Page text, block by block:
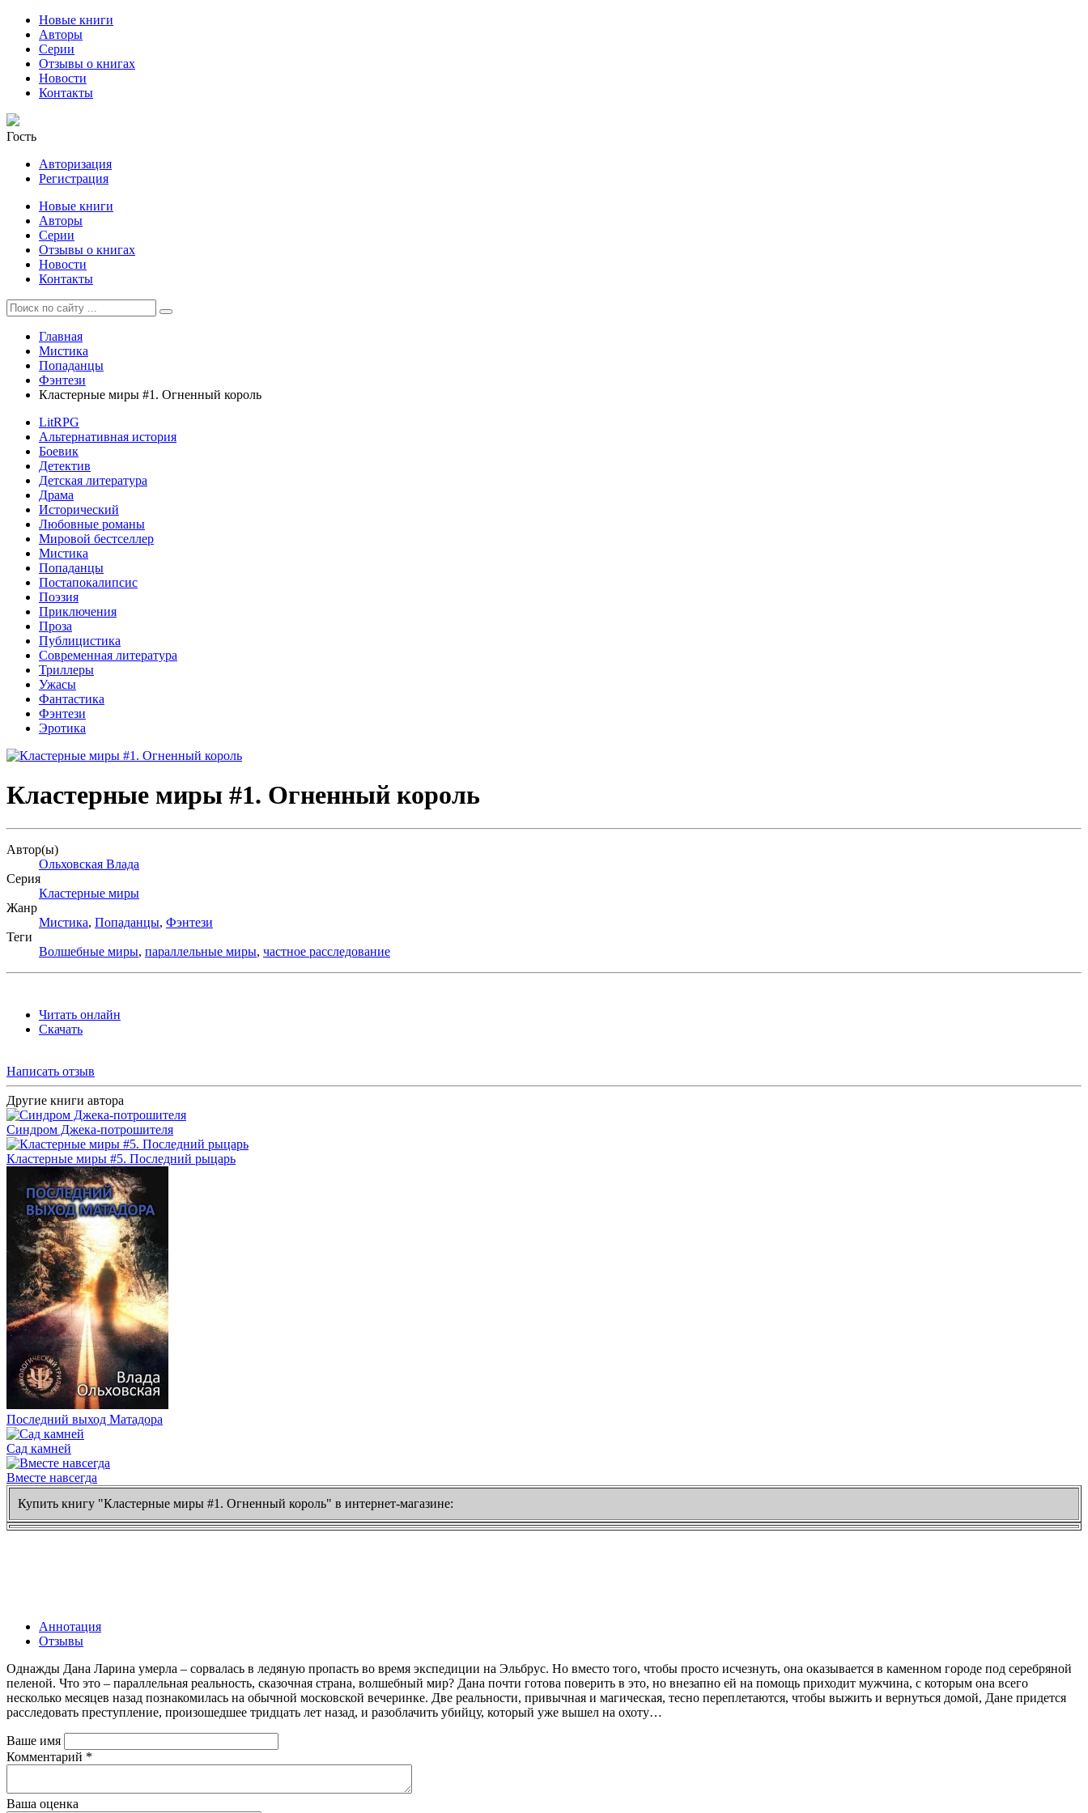
Новые книги
Авторы
Серии
Отзывы о книгах
Новости
Контакты
Гость
Авторизация
Регистрация
Новые книги
Авторы
Серии
Отзывы о книгах
Новости
Контакты
Главная
Мистика
Попаданцы
Фэнтези
Кластерные миры #1. Огненный король
LitRPG
Альтернативная история
Боевик
Детектив
Детская литература
Драма
Исторический
Любовные романы
Мировой бестселлер
Мистика
Попаданцы
Постапокалипсис
Поэзия
Приключения
Проза
Публицистика
Современная литература
Триллеры
Ужасы
Фантастика
Фэнтези
Эротика
Кластерные миры #1. Огненный король
Автор(ы)
Ольховская Влада
Серия
Кластерные миры
Жанр
Мистика, Попаданцы, Фэнтези
Теги
Волшебные миры, параллельные миры, частное расследование
Читать онлайн
Скачать
Написать отзыв
Другие книги автора
Синдром Джека-потрошителя
Кластерные миры #5. Последний рыцарь
Последний выход Матадора
Сад камней
Вместе навсегда
Купить книгу "Кластерные миры #1. Огненный король" в интернет-магазине:
Аннотация
Отзывы
Однажды Дана Ларина умерла – сорвалась в ледяную пропасть во время экспедиции на Эльбрус. Но вместо того, чтобы просто исчезнуть, она оказывается в каменном городе под серебряной
пеленой. Что это – параллельная реальность, сказочная страна, волшебный мир? Дана почти готова поверить в это, но внезапно ей на помощь приходит мужчина, с которым она всего
несколько месяцев назад познакомилась на обычной московской вечеринке. Две реальности, привычная и магическая, тесно переплетаются, чтобы выжить и вернуться домой, Дане придется
расследовать преступление, произошедшее тридцать лет назад, и разоблачить убийцу, который уже вышел на охоту…
Ваше имя
Комментарий *
Ваша оценка